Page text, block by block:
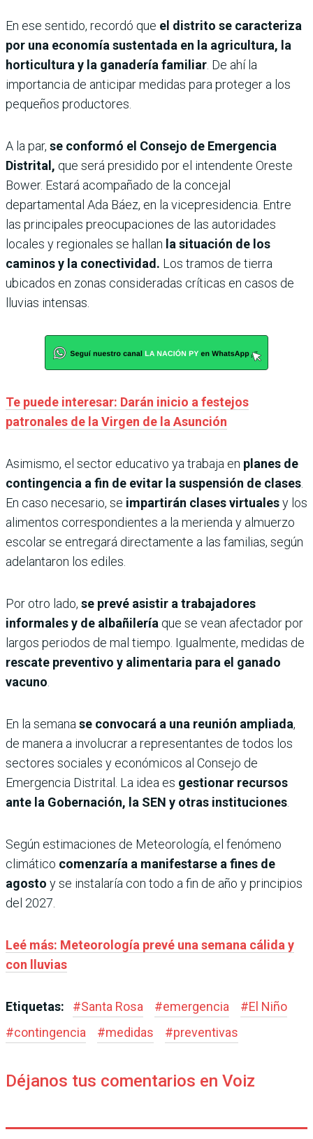
En ese sentido, recordó que el distrito se caracteriza
por una economía sustentada en la agricultura, la
horticultura y la ganadería familiar. De ahí la
importancia de anticipar medidas para proteger a los
pequeños productores.
A la par, se conformó el Consejo de Emergencia
Distrital, que será presidido por el intendente Oreste
Bower. Estará acompañado de la concejal
departamental Ada Báez, en la vicepresidencia. Entre
las principales preocupaciones de las autoridades
locales y regionales se hallan la situación de los
caminos y la conectividad. Los tramos de tierra
ubicados en zonas consideradas críticas en casos de
lluvias intensas.
Te puede interesar: Darán inicio a festejos
patronales de la Virgen de la Asunción
Asimismo, el sector educativo ya trabaja en planes de
contingencia a fin de evitar la suspensión de clases.
En caso necesario, se impartirán clases virtualesy los
alimentos correspondientes a la merienda y almuerzo
escolar se entregará directamente a las familias, según
adelantaron los ediles.
Por otro lado, se prevé asistir a trabajadores
informales y de albañilería que se vean afectador por
largos periodos de mal tiempo. Igualmente, medidas de
rescate preventivo y alimentaria para el ganado
vacuno.
En la semanase convocará a una reunión ampliada,
de manera a involucrar a representantes de todos los
sectores sociales y económicos al Consejo de
Emergencia Distrital. La idea es gestionar recursos
ante la Gobernación, la SEN y otras instituciones.
Según estimaciones de Meteorología, el fenómeno
climático comenzaría a manifestarse a fines de
agosto y se instalaría con todo a fin de año y principios
del 2027.
Leé más: Meteorología prevé una semana cálida y
con lluvias
Etiquetas: #Santa Rosa #emergencia #El Niño
#contingencia #medidas #preventivas
Déjanos tus comentarios en Voiz